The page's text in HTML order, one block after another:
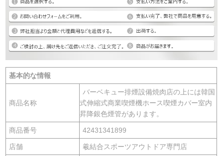
基本的な情報
商品名称
バーベキュー排煙設備焼肉店の上には韓国
式伸縮式商業喫煙機ホース喫煙カバー室内
昇降銀色煙管があります。
商品番号 42431341899
店舗 羲結合スポーツアウトドア専門店